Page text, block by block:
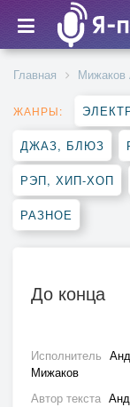
Главная Мижаков
ЖАНРЫ:
ДЖАЗ, БЛЮЗ
РЭП, ХИП-ХОП
РАЗНОЕ
До конца
Исполнитель
Мижаков
Автор текста